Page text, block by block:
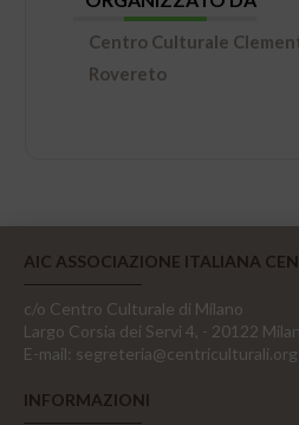
Centro Culturale
Rovereto
AIC ASSOCIAZIONE ITALIANA
c/o Centro Culturale di Milano
Largo Corsia dei Servi 4, - 20122
E-mail: segreteria@centriculturali.org
INFORMAZIONI